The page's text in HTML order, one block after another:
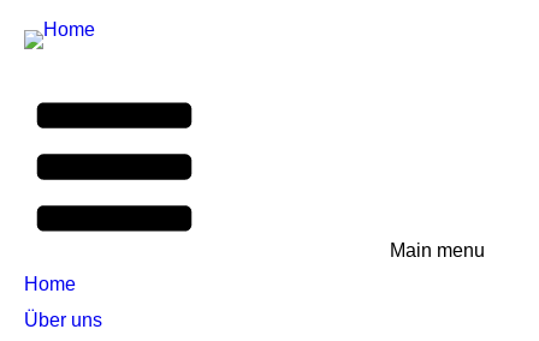
Main menu
Home
Über uns